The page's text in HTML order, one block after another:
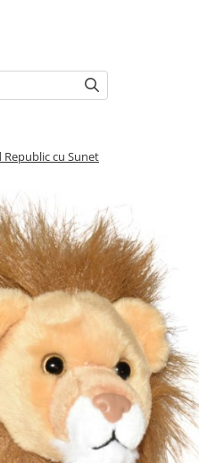
Republic cu Sunet